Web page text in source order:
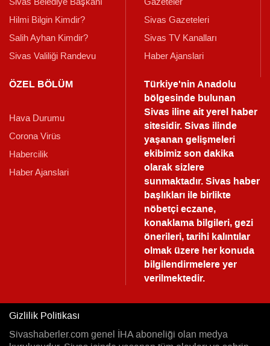
Hilmi Bilgin Kimdir?
Salih Ayhan Kimdir?
Sivas Valiliği Randevu
Sivas Gazeteleri
Sivas TV Kanalları
Haber Ajanslari
ÖZEL BÖLÜM
Hava Durumu
Corona Virüs
Habercilik
Haber Ajanslari
Türkiye'nin Anadolu
bölgesinde bulunan
Sivas iline ait yerel haber
sitesidir. Sivas ilinde
yaşanan gelişmeleri
ekibimiz son dakika
olarak sizlere
sunmaktadır.Sivas haber
başlıkları ile birlikte
nöbetçi eczane,
konaklama bilgileri, gezi
önerileri, tarihi kalıntılar
olmak üzere her konuda
bilgilendirmelere yer
verilmektedir.
Gizlilik Politikası
Sivashaberler.com genel İHA aboneliği olan medya